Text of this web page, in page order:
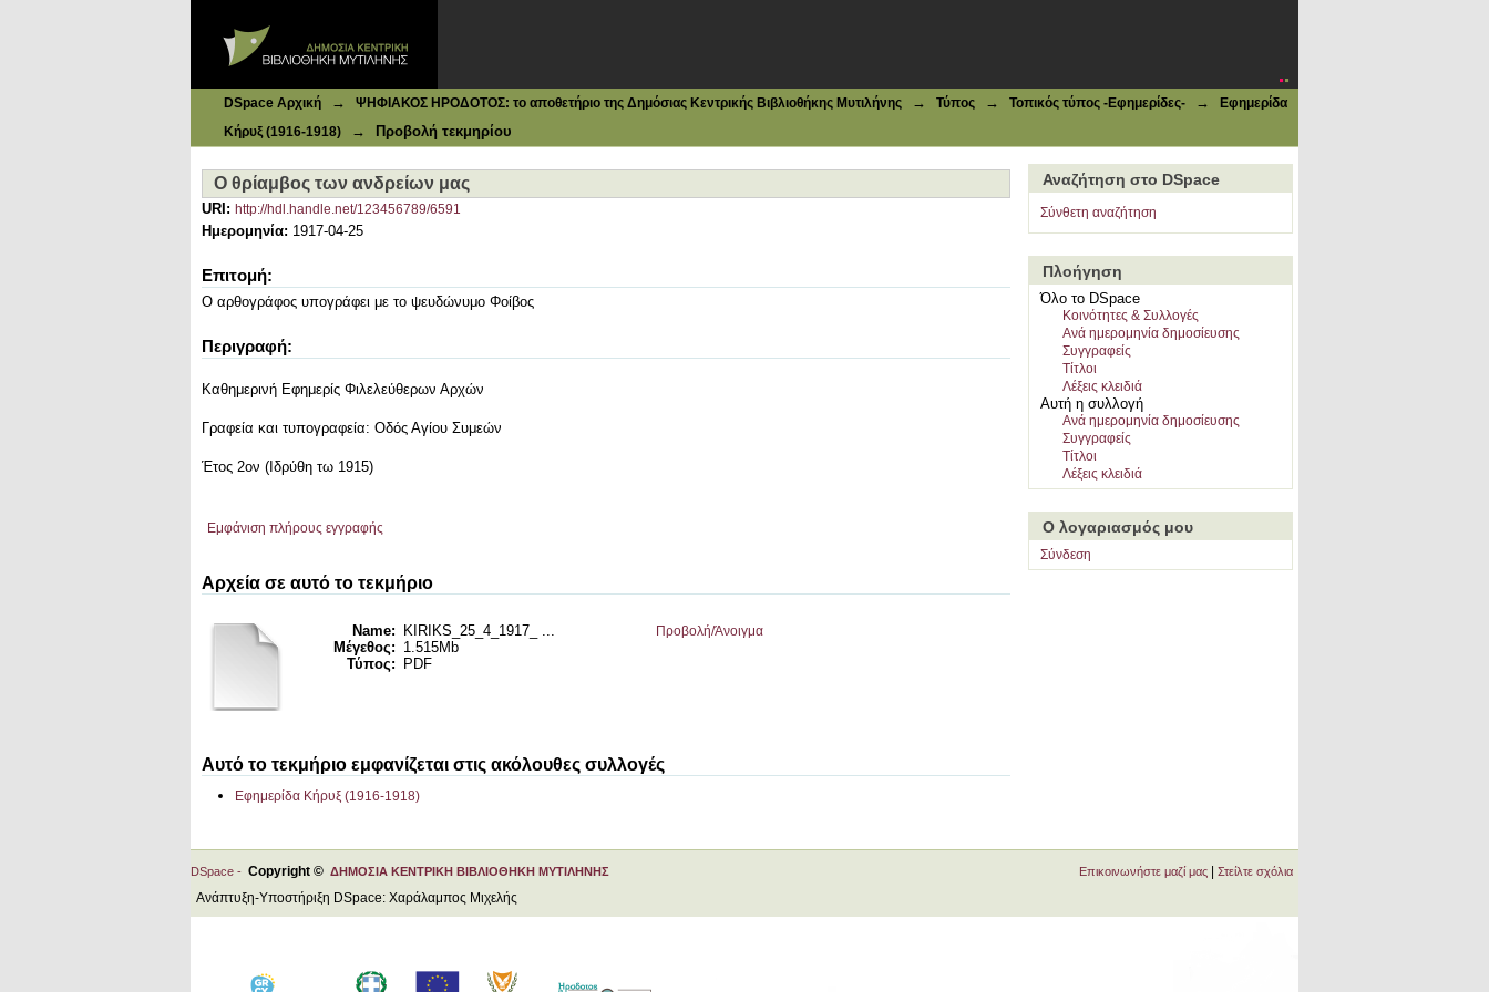
DSpace Αρχική → ΨΗΦΙΑΚΟΣ ΗΡΟΔΟΤΟΣ: το αποθετήριο της Δημόσιας Κεντρικής Βιβλιοθήκης Μυτιλήνης → Τύπος → Τοπικός τύπος -Εφημερίδες- →
Εφημερίδα
Κήρυξ (1916-1918)
→ Προβολή τεκμηρίου
Ο θρίαμβος των ανδρείων μας
URI: http://hdl.handle.net/123456789/6591
Ημερομηνία: 1917-04-25
Επιτομή:
Ο αρθογράφος υπογράφει με το ψευδώνυμο Φοίβος
Περιγραφή:
Καθημερινή Εφημερίς Φιλελεύθερων Αρχών
Γραφεία και τυπογραφεία: Οδός Αγίου Συμεών
Έτος 2ον (Ιδρύθη τω 1915)
Εμφάνιση πλήρους εγγραφής
Αρχεία σε αυτό το τεκμήριο
Name:
KIRIKS_25_4_1917_ ...
Μέγεθος: 1.515Mb
Τύπος:
PDF
Προβολή/Άνοιγμα
Αυτό το τεκμήριο εμφανίζεται στις ακόλουθες συλλογές
Εφημερίδα Κήρυξ (1916-1918)
Αναζήτηση στο DSpace
Σύνθετη αναζήτηση
Πλοήγηση
Όλο το DSpace
Κοινότητες & Συλλογές
Ανά ημερομηνία δημοσίευσης
Συγγραφείς
Τίτλοι
Λέξεις κλειδιά
Αυτή η συλλογή
Ανά ημερομηνία δημοσίευσης
Συγγραφείς
Τίτλοι
Λέξεις κλειδιά
Ο λογαριασμός μου
Σύνδεση
DSpace - Copyright © ΔΗΜΟΣΙΑ ΚΕΝΤΡΙΚΗ ΒΙΒΛΙΟΘΗΚΗ ΜΥΤΙΛΗΝΗΣ
Ανάπτυξη-Υποστήριξη DSpace: Χαράλαμπος Μιχελής
Επικοινωνήστε μαζί μας Στείλτε σχόλια